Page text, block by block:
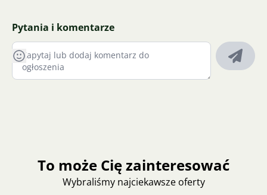
Pytania i komentarze
To może Cię zainteresować
Wybraliśmy najciekawsze oferty